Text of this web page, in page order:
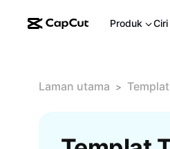
Produk Ciri
Laman utama > Templat